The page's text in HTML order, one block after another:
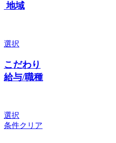
地域
選択
こだわり
給与/職種
選択
条件クリア